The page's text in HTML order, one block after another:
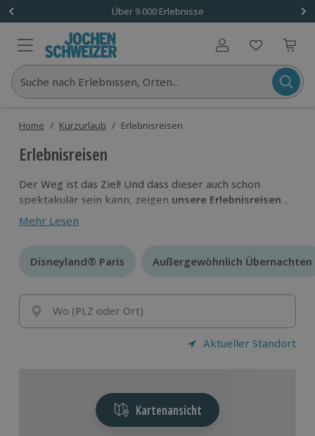
Über 9.000 Erlebnisse
Benutzerkonto
Suche nach Erlebnissen, Orten...
Home / Kurzurlaub / Erlebnisreisen
Erlebnisreisen
Der Weg ist das Ziel! Und dass dieser auch schon
spektakulär sein kann, zeigen unsere Erlebnisreisen
mit dem gewissen Etwas.
dich auf deine eigene,
Mehr Lesen
Disneyland® Paris
Disneyland® Paris Außergewöhnlich Übernachten
Außergewöhnlich Übernachten
Wo (PLZ oder Ort)
Aktueller Standort
Kartenansicht